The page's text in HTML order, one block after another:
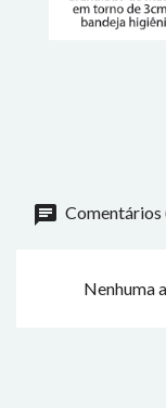
Comentários
Nenhuma